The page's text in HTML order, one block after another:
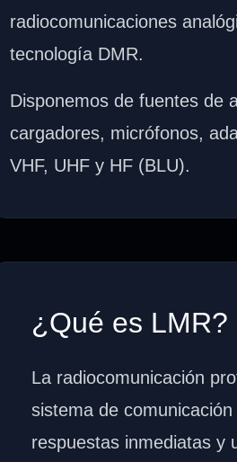
radiocomunicaciones
tecnología DMR.
Disponemos de fuentes de
cargadores, micrófonos,
VHF, UHF y HF (BLU).
¿Qué es LMR?
La radiocomunicación
sistema de
respuestas inmediatas y